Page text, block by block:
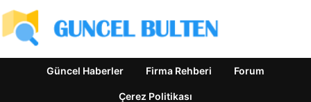
Güncel Haberler Firma Rehberi Forum
Çerez Politikası